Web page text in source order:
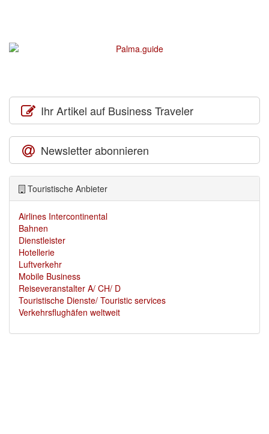
Ihr Artikel auf Business Traveler
Newsletter abonnieren
Touristische Anbieter
Airlines Intercontinental
Bahnen
Dienstleister
Hotellerie
Luftverkehr
Mobile Business
Reiseveranstalter A/ CH/ D
Touristische Dienste/ Touristic services
Verkehrsflughäfen weltweit